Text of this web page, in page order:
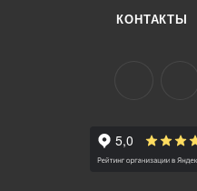
КОНТАКТЫ